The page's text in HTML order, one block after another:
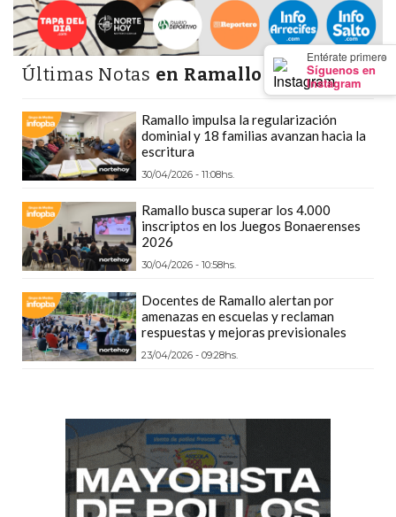
×
Entérate primero
Síguenos en
Instagram
Y
CAMPANA
NOTICIAS
DE
NOTICIAS
DE
CAMPANA
DE
LA
CRUZ
COLÓN
(BUENOS
AIRES)
EL
PERGAMINO
MEJORES
Últimas Notas en Ramallo
Ramallo impulsa la regularización
dominial y 18 familias avanzan hacia la
escritura
30/04/2026 - 11:08hs.
Ramallo busca superar los 4.000
inscriptos en los Juegos Bonaerenses
2026
30/04/2026 - 10:58hs.
Docentes de Ramallo alertan por
amenazas en escuelas y reclaman
respuestas y mejoras previsionales
23/04/2026 - 09:28hs.